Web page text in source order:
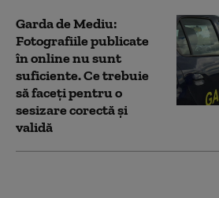
Garda de Mediu:
Fotografiile publicate
în online nu sunt
suficiente. Ce trebuie
să faceți pentru o
sesizare corectă şi
validă